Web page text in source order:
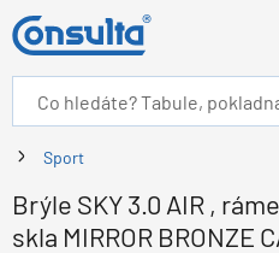
Sport
Brýle SKY 3.0 AIR ,
skla MIRROR BRONZE